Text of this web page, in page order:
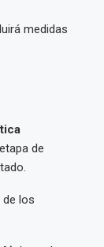
medidas
de
los